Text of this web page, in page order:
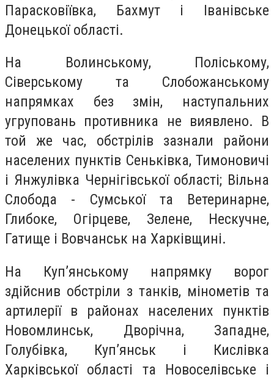
Парасковіївка, Бахмут і Іванівське
Донецької області.
На Волинському, Поліському,
Сіверському та Слобожанському
напрямках без змін, наступальних
угруповань противника не виявлено. В
той же час, обстрілів зазнали райони
населених пунктів Сеньківка, Тимоновичі
і Янжулівка Чернігівської області; Вільна
Слобода - Сумської та Ветеринарне,
Глибоке, Огірцеве, Зелене, Нескучне,
Гатище і Вовчанськ на Харківщині.
На Куп’янському напрямку ворог
здійснив обстріли з танків, мінометів та
артилерії в районах населених пунктів
Новомлинськ, Дворічна, Западне,
Голубівка, Куп’янськ і Кислівка
Харківської області та Новоселівське і